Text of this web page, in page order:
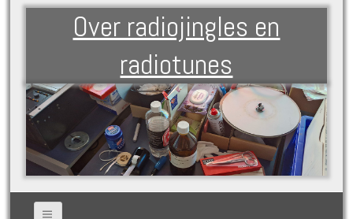
Over radiojingles en
radiotunes